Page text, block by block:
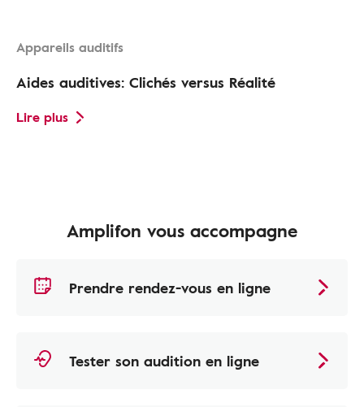
Appareils auditifs
Aides auditives: Clichés versus Réalité
Lire plus
Amplifon vous accompagne
Prendre rendez-vous en ligne
Tester son audition en ligne